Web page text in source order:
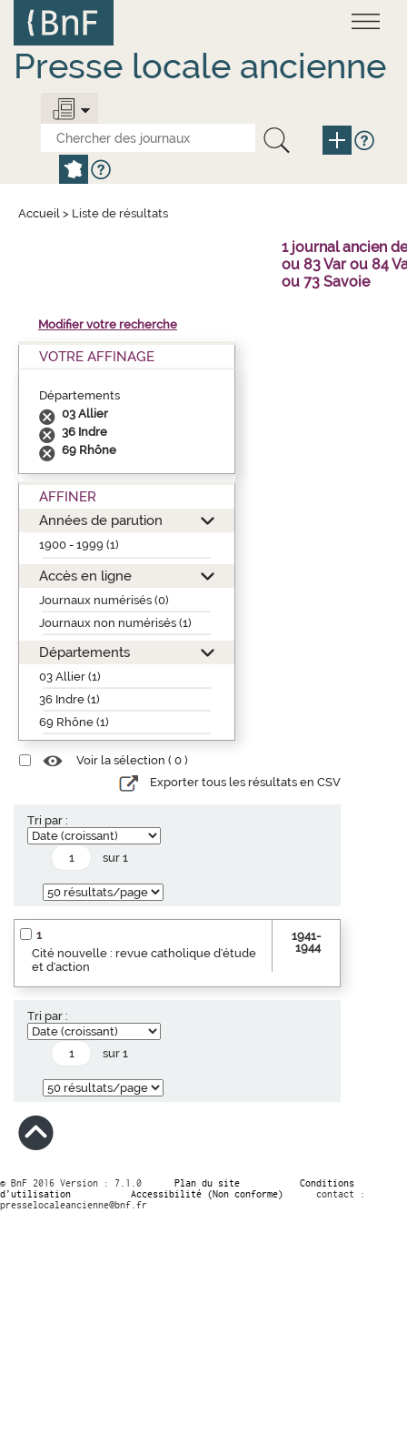
contenu
principal
Presse locale ancienne
Accueil > Liste de résultats
1 journal ancien
ou 83 Var ou 84
ou 73 Savoie
Modifier votre recherche
VOTRE AFFINAGE
Départements
03 Allier
36 Indre
69 Rhône
AFFINER
Années de parution
1900 - 1999 (1)
Accès en ligne
Journaux numérisés (0)
Journaux non numérisés (1)
Départements
03 Allier (1)
36 Indre (1)
69 Rhône (1)
Voir la sélection ( 0 )
Exporter tous les résultats en CSV
Tri par :
sur 1
1
Cité nouvelle : revue catholique d'étude
et d'action
1941-
1944
Tri par :
sur 1
© BnF 2016 Version : 7.1.0 Plan du site
Conditions
d’utilisation
Accessibilité (Non conforme)
contact :
presselocaleancienne@bnf.fr
Panneau de gestion des cookies